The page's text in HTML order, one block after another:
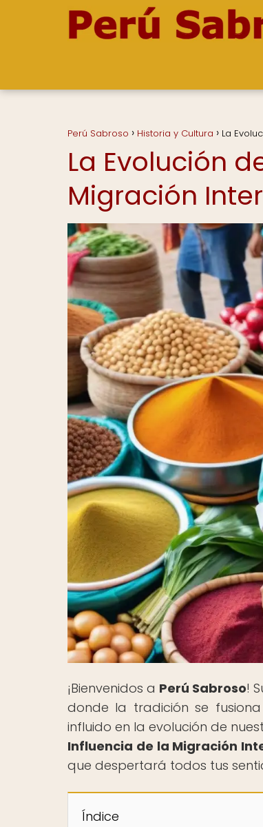
Perú Sabroso Historia y Cultura La
La Evolución
Migración
¡Bienvenidos a Perú Sabroso!
donde la tradición se
influido en la evolución de
Influencia de la Migración
que despertará todos tus
Índice